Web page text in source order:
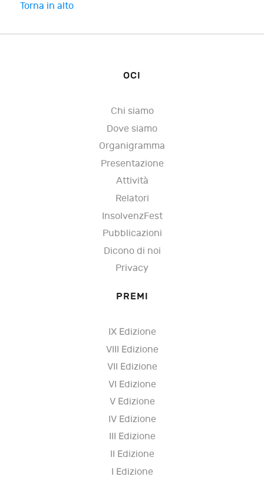
Torna in alto
OCI
Chi siamo
Dove siamo
Organigramma
Presentazione
Attività
Relatori
InsolvenzFest
Pubblicazioni
Dicono di noi
Privacy
PREMI
IX Edizione
VIII Edizione
VII Edizione
VI Edizione
V Edizione
IV Edizione
III Edizione
II Edizione
I Edizione